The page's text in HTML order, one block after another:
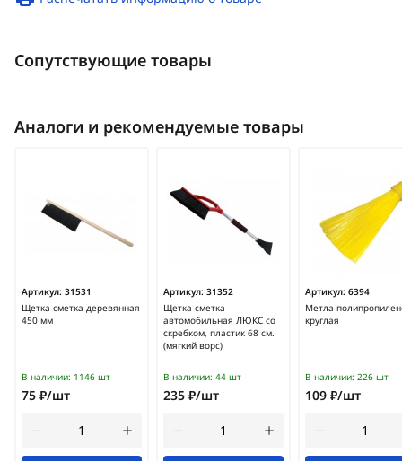
Сопутствующие товары
Аналоги и рекомендуемые товары
Артикул: 31531
Щетка сметка деревянная
450 мм
В наличии: 1146 шт
75 ₽/шт
Артикул: 31352
Щетка сметка
автомобильная ЛЮКС со
скребком, пластик 68 см.
(мягкий ворс)
В наличии: 44 шт
235 ₽/шт
Артикул: 6394
Метла
круглая
В наличии: 226 шт
109 ₽/шт